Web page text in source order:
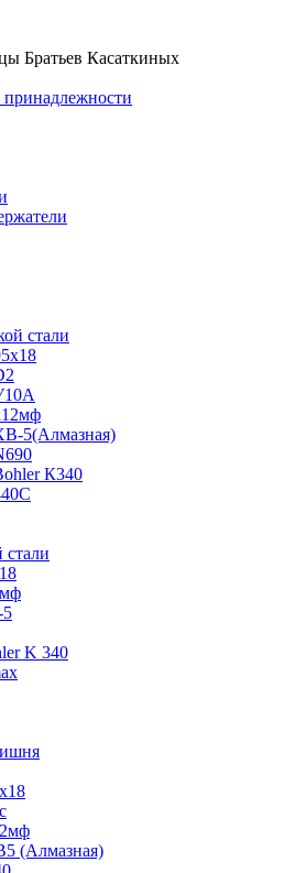
Братьев Касаткиных
стали
5(Алмазная)
К340
стали
K 340
(Алмазная)